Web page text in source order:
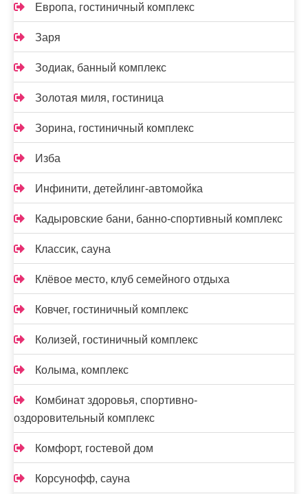
Европа, гостиничный комплекс
Заря
Зодиак, банный комплекс
Золотая миля, гостиница
Зорина, гостиничный комплекс
Изба
Инфинити, детейлинг-автомойка
Кадыровские бани, банно-спортивный комплекс
Классик, сауна
Клёвое место, клуб семейного отдыха
Ковчег, гостиничный комплекс
Колизей, гостиничный комплекс
Колыма, комплекс
Комбинат здоровья, спортивно-
оздоровительный комплекс
Комфорт, гостевой дом
Корсунофф, сауна